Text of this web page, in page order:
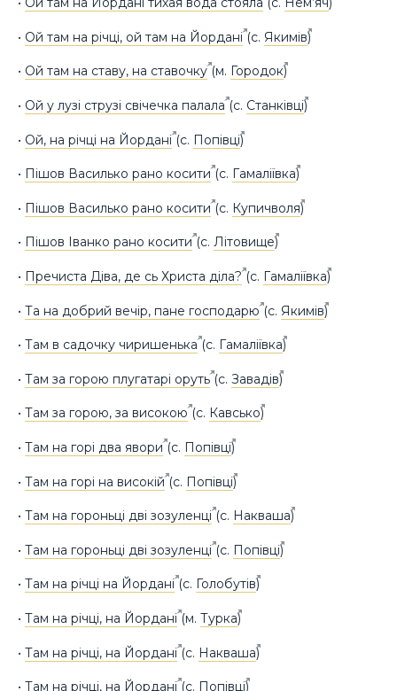
• Ой там на річці, ой там на Йордані(с. Якимів)
• Ой там на ставу, на ставочку(м. Городок)
• Ой у лузі струзі свічечка палала(с. Станківці)
• Ой, на річці на Йордані(с. Попівці)
• Пішов Василько рано косити(с. Гамаліївка)
• Пішов Василько рано косити(с. Купичволя)
• Пішов Іванко рано косити(с. Літовище)
• Пречиста Діва, де сь Христа діла?(с. Гамаліївка)
• Та на добрий вечір, пане господарю(с. Якимів)
• Там в садочку чиришенька(с. Гамаліївка)
• Там за горою плугатарі оруть(с. Завадів)
• Там за горою, за високою(с. Кавсько)
• Там на горі два явори(с. Попівці)
• Там на горі на високій(с. Попівці)
• Там на гороньці дві зозуленці(с. Накваша)
• Там на гороньці дві зозуленці(с. Попівці)
• Там на річці на Йордані(с. Голобутів)
• Там на річці, на Йордані(м. Турка)
• Там на річці, на Йордані(с. Накваша)
• Там на річці, на Йордані(с. Попівці)